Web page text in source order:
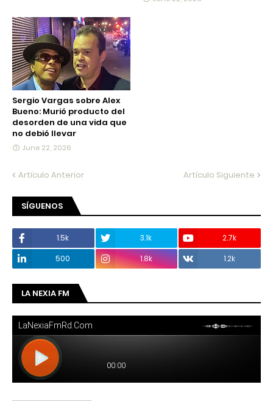
Sergio Vargas sobre Alex
Bueno: Murió producto del
desorden de una vida que
no debió llevar
June 22, 2026
Artículo Anterior Artículo Siguiente
SÍGUENOS
1.5k 3.1k
2.7k
500
1.8k 1.2k
LA NEXIA FM